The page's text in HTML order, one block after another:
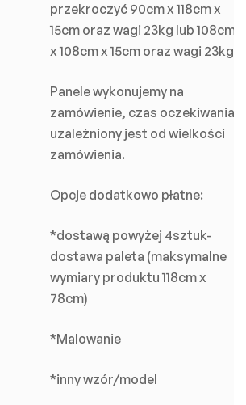
przekroczyć 90cm x 118cm x
15cm oraz wagi 23kg lub 108cm
x 108cm x 15cm oraz wagi 23kg.
Panele wykonujemy na
zamówienie, czas oczekiwania
uzależniony jest od wielkości
zamówienia.
Opcje dodatkowo płatne:
*dostawą powyżej 4sztuk-
dostawa paleta (maksymalne
wymiary produktu 118cm x
78cm)
*Malowanie
*inny wzór/model